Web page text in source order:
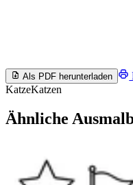
Als PDF herunterladen
KatzeKatzen
Ähnliche